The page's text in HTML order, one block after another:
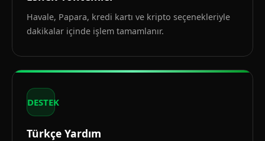
Havale, Papara, kredi kartı ve kripto seçenekleriyle
dakikalar içinde işlem tamamlanır.
DESTEK
Türkçe Yardım